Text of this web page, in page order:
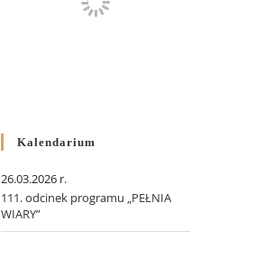
Kalendarium
26.03.2026 r.
111. odcinek programu „PEŁNIA
WIARY”